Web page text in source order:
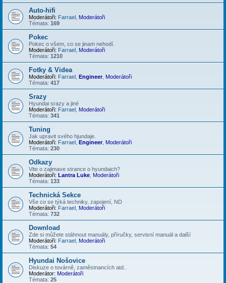
Auto-hifi
Moderátoři: Farrael Moderátoři
Témata: 169
Pokec
Pokec o všem, co se jinam nehodí.
Moderátoři: Farrael Moderátoři
Témata: 1210
Fotky & Videa
Moderátoři: Farrael Engineer, Moderátoři
Témata: 417
Srazy
Hyundai srazy a jiné
Moderátoři: Farrael Moderátoři
Témata: 341
Tuning
Jak upravit svého hjundaje.
Moderátoři: Farrael Engineer, Moderátoři
Témata: 230
Odkazy
Vite o zajimave strance o hyundaich?
Moderátoři: Lantra Luke Moderátoři
Témata: 133
Technická Sekce
Vše co se týká techniky, zapojení, ND
Moderátoři: Farrael Moderátoři
Témata: 732
Download
Zde si můžete stáhnout manuály, příručky, servisní manuál a další
Moderátoři: Farrael Moderátoři
Témata: 54
Hyundai Nošovice
Diskuze o továrně, zaměstnancích atd..
Moderátor: Moderátoři
Témata: 25